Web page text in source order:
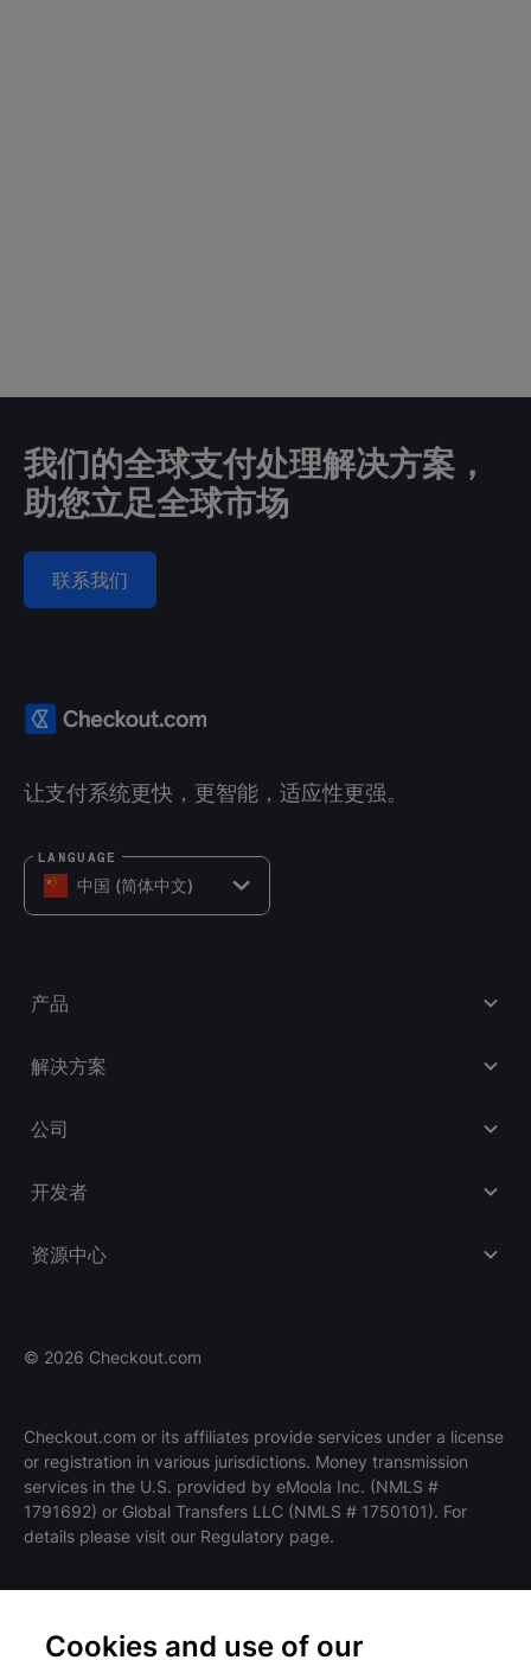
我们的全球支付处理解决方案，
助您立足全球市场
联系我们
让支付系统更快，更智能，适应性更强。
中国 (简体中文)
LANGUAGE
产品
解决方案
公司
职位在招 HIRING
开发者
资源中心
© 2026 Checkout.com
Checkout.com or its affiliates provide services under a license
or registration in various jurisdictions. Money transmission
services in the U.S. provided by eMoola Inc. (NMLS #
1791692) or Global Transfers LLC (NMLS # 1750101). For
details please visit our Regulatory page.
条款和政策
Cookies and use of our